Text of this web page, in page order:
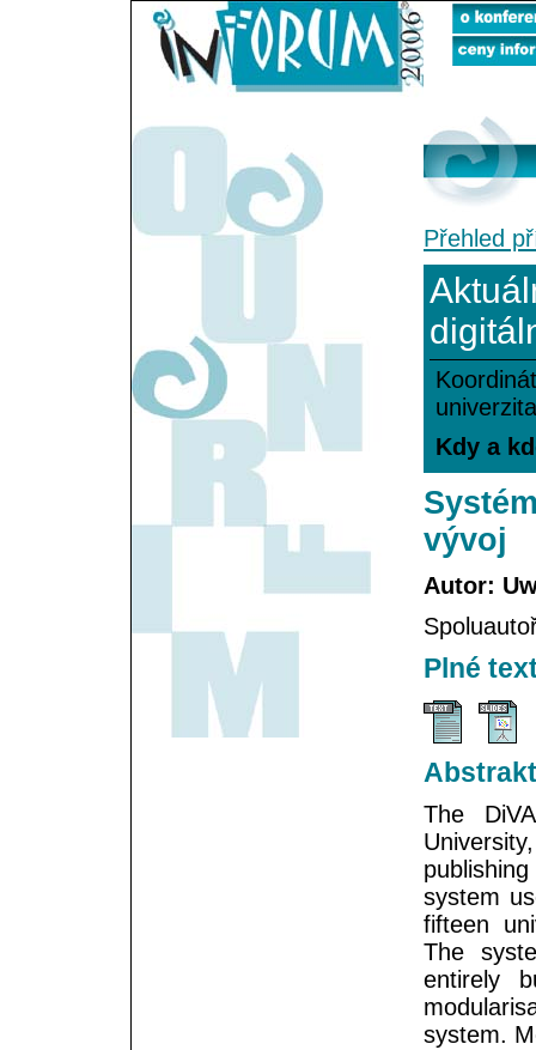
Přehled
Kdy a
vývoj
Autor:
Plné
Abstrakt
The
system
fifteen
The
entirely
system.